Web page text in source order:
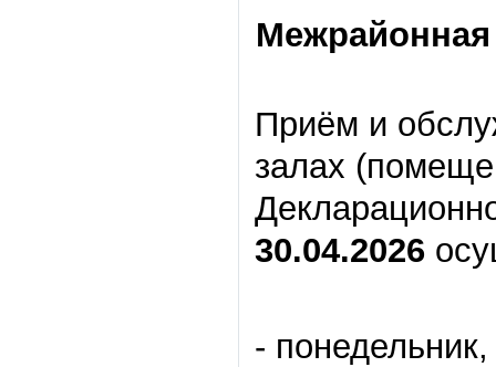
Приём и
залах
30.04.2026
-